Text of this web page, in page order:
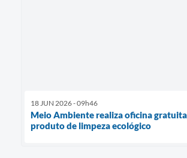
18 JUN 2026 - 09h46
Meio Ambiente realiza oficina
produto de limpeza ecológico